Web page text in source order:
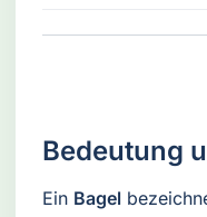
Bedeutung
Ein Bagel